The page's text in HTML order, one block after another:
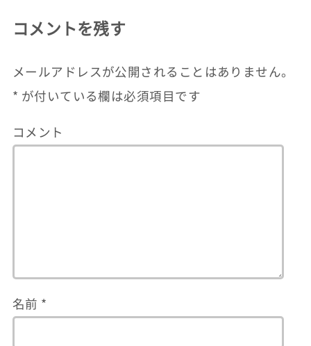
コメントを残す
メールアドレスが公開されることはありません。
* が付いている欄は必須項目です
コメント
名前 *